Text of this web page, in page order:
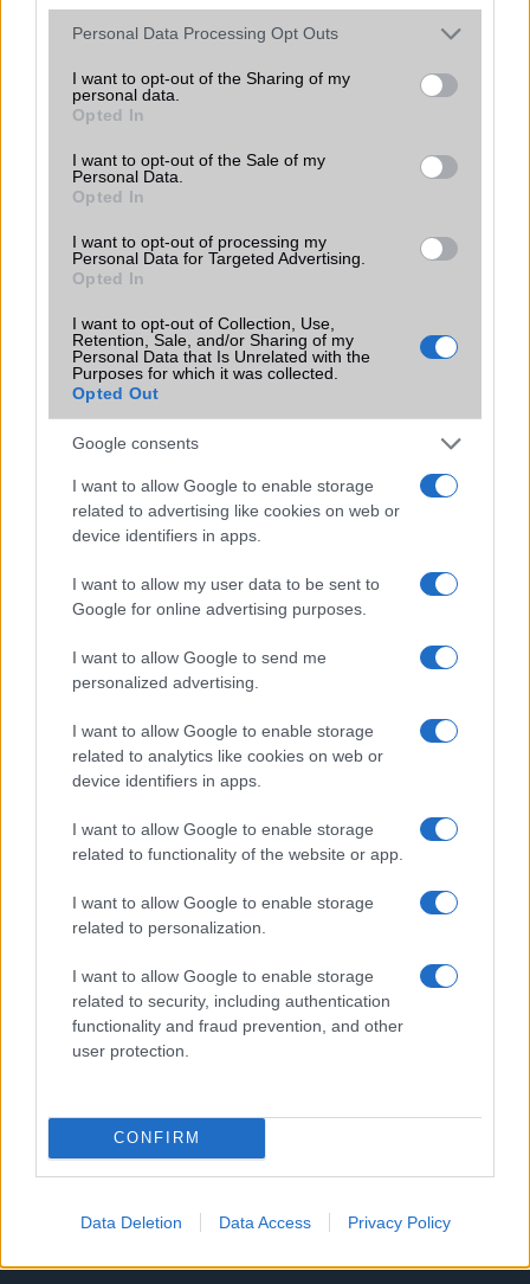
Please note that this website/app uses one or more Google
not limited to your visit or usage behaviour. You may click to
grant or deny consent to Google and its third-party tags to
use your data for below specified purposes in below Google
consent section.
Personal Data Processing Opt Outs
I want to opt-out of the Sharing of my
personal data.
Opted In
I want to opt-out of the Sale of my
Personal Data.
Opted In
I want to opt-out of processing my
Personal Data for Targeted Advertising.
Opted In
I want to opt-out of Collection, Use,
Retention, Sale, and/or Sharing of my
Personal Data that Is Unrelated with the
Purposes for which it was collected.
Opted Out
Google consents
I want to allow Google to enable storage
related to advertising like cookies on web or
device identifiers in apps.
I want to allow my user data to be sent to
Google for online advertising purposes.
I want to allow Google to send me
personalized advertising.
I want to allow Google to enable storage
related to analytics like cookies on web or
device identifiers in apps.
I want to allow Google to enable storage
related to functionality of the website or app.
I want to allow Google to enable storage
related to personalization.
I want to allow Google to enable storage
related to security, including authentication
functionality and fraud prevention, and other
user protection.
CONFIRM
Data Deletion Data Access Privacy Policy
HÍRLEVÉL
webhelyet a reCAPTCHA védi. A Google
adatvédelmi irányelve
szolgáltatási feltételekérvényesek.
Korábbi hírlevelek
SZAVAZÁS
Megérné Önnek telefont váltani csak azért, mert az új modell dupla alap
Talán, ha más fejlesztések is vannak
Nem, nekem a mostani tárhely is elég
Inkább felhőben tárolok mindent
Korábbi szavazások eredményei
Főoldal
Készülékekguru
Mobiltelefonok